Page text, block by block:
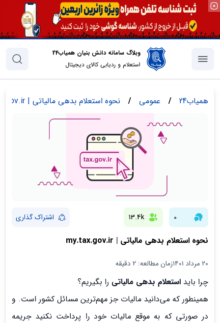
وبلاگ سامانه دانش بنیان همیاب24
استعلام و ردیابی کالای دیجیتال
همیاب24 / عمومی / نحوه استعلام بدهی مالیاتی | my.tax.gov.ir
0
13.4k اشتراک گذاری
نحوه استعلام بدهی مالیاتی | my.tax.gov.ir
۲۰ مرداد ۱۴۰۱ زمان مطالعه: 2 دقیقه
چرا باید استعلام بدهی مالیاتی را بگیریم؟
همینطور که می‌دانید مالیات جز مهم‌ترین مسائل کشور است. و
در صورتی که به موقع مالیات خود را پرداخت نکنید جریمه